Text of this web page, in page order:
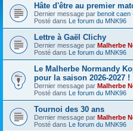
Hâte d'être au premier
Dernier message par benoit caen
Posté dans Le forum du MNK96
Lettre à Gaël Clichy
Dernier message par Malherbe
Posté dans Le forum du MNK96
Le Malherbe Normandy
pour la saison 2026-2027 !
Dernier message par Malherbe
Posté dans Le forum du MNK96
Tournoi des 30 ans
Dernier message par Malherbe
Posté dans Le forum du MNK96